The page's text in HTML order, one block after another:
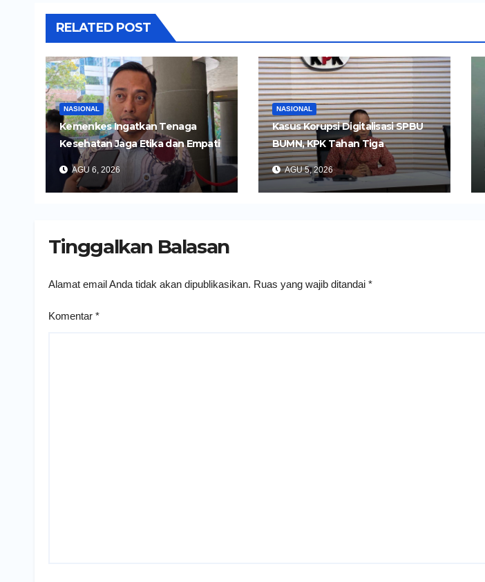
RELATED POST
NASIONAL
Kemenkes Ingatkan Tenaga
Kesehatan Jaga Etika dan Empati
di Media Sosial
AGU 6, 2026
NASIONAL
Kasus Korupsi Digitalisasi SPBU
BUMN, KPK Tahan Tiga
Tersangka
AGU 5, 2026
Tinggalkan Balasan
Alamat email Anda tidak akan dipublikasikan. Ruas yang wajib ditandai *
Komentar *